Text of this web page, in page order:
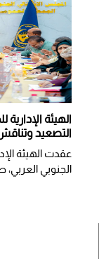
الهيئة
التصعيد
عقدت الهيئة
الجنوبي العربي،